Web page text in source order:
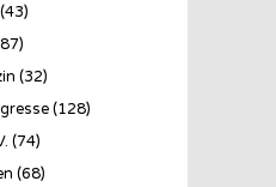
(43)
(32)
(128)
(74)
(68)